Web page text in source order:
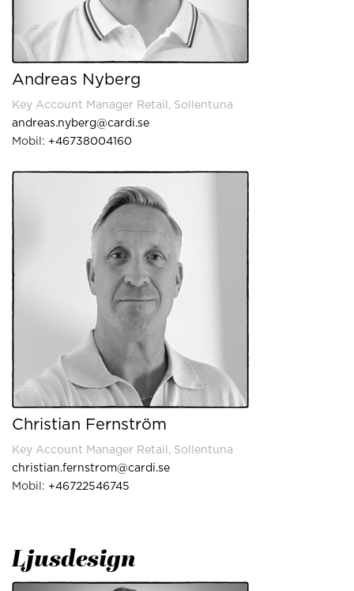
Andreas Nyberg
Key Account Manager Retail, Sollentuna
andreas.nyberg@cardi.se
Mobil: +46738004160
Christian Fernström
Key Account Manager Retail, Sollentuna
christian.fernstrom@cardi.se
Mobil: +46722546745
Ljusdesign